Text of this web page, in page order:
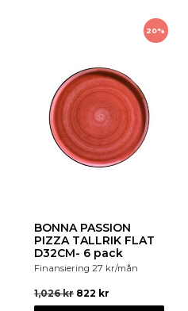
20%
BONNA PASSION
PIZZA TALLRIK FLAT
D32CM- 6 pack
Finansiering 27 kr/mån
1,026kr 822 kr